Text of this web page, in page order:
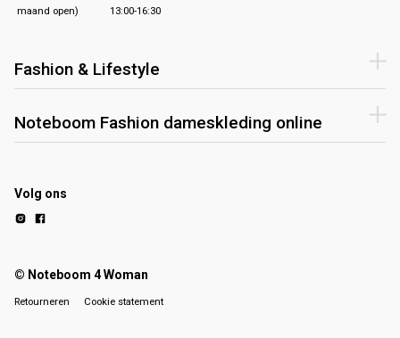
maand open)
13:00-16:30
Fashion & Lifestyle
Noteboom Fashion dameskleding online
Volg ons
© Noteboom 4 Woman
Retourneren Cookie statement